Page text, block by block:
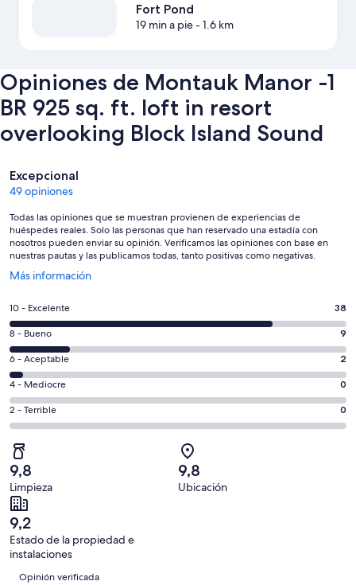
Fort Pond
19 min a pie- 1.6 km
Opiniones de Montauk Manor -1
BR 925 sq. ft. loft in resort
overlooking Block Island Sound
Opiniones
Excepcional
49 opiniones
Todas las opiniones que se muestran provienen de experiencias de
huéspedes reales. Solo las personas que han reservado una estadía con
nosotros pueden enviar su opinión. Verificamos las opiniones con base en
nuestras pautas y las publicamos todas, tanto positivas como negativas.
Más información
Se
en
una
nueva
ventana
Evaluación:
10
-
Excelente.
38
de
49
opiniones
10 - Excelente 38
Evaluación:
8
-
Bueno.
9
de
opiniones
8 - Bueno 9
Evaluación:
6
-
Aceptable.
2
de
49
opiniones
6 - Aceptable 2
Evaluación:
4
-
0
de
49
opiniones
4 - Mediocre 0
Evaluación:
2
-
Terrible.
0
de
49
opiniones
2 - Terrible 0
9,8
Limpieza
9,8
Ubicación
9,2
Estado de la propiedad e
instalaciones
Opiniones
Opinión verificada